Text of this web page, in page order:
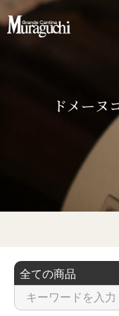
ドメー